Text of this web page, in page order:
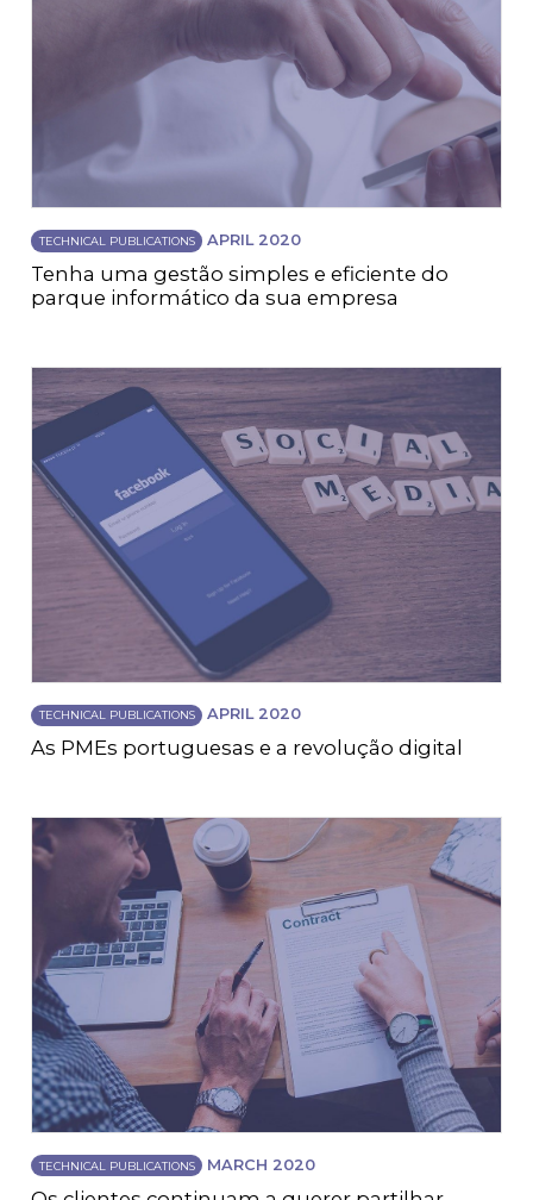
TECHNICAL PUBLICATIONS APRIL 2020
Tenha uma gestão simples e eficiente do
parque informático da sua empresa
TECHNICAL PUBLICATIONS APRIL 2020
As PMEs portuguesas e a revolução digital
TECHNICAL PUBLICATIONS MARCH 2020